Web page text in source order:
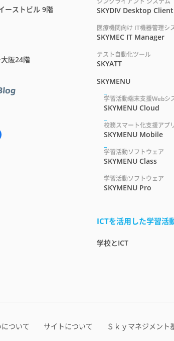
ーストビル 9階
阪24階
SKYDIV Desktop Client
医療機関向け IT機器管理シ
SKYMEC IT Manager
テスト自動化ツール
SKYATT
SKYMENU
学習活動端末支援Webシ
SKYMENU Cloud
校務スマート化支援アプ
SKYMENU Mobile
学習活動ソフトウェア
SKYMENU Class
学習活動ソフトウェア
SKYMENU Pro
ICTを活用した学習活
学校とICT
ついて サイトについて Ｓｋｙマネジメント